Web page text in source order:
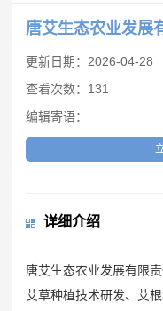
唐艾生态农业发展
更新日期：2026-04-28
查看次数：131
编辑寄语：
详细介绍
唐艾生态农业发展有限
艾草种植技术研发、艾